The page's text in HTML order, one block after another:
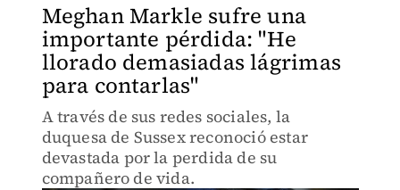
Meghan Markle sufre una
importante pérdida: "He
llorado demasiadas lágrimas
para contarlas"
A través de sus redes sociales, la
duquesa de Sussex​ reconoció estar
devastada por la perdida de su
compañero de vida.